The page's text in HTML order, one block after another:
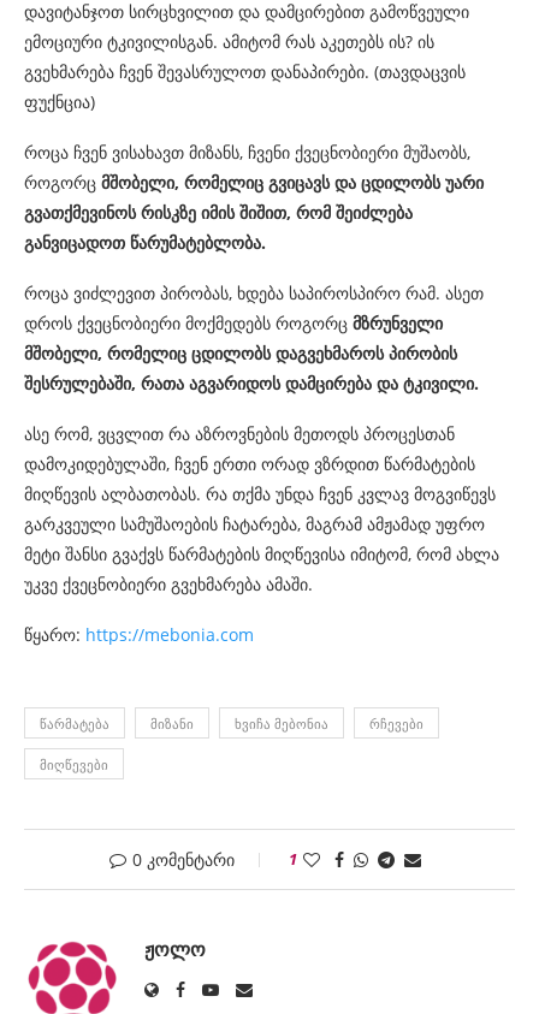
დავიტანჯოთ სირცხვილით და დამცირებით გამოწვეული
ემოციური ტკივილისგან. ამიტომ რას აკეთებს ის? ის
გვეხმარება ჩვენ შევასრულოთ დანაპირები. (თავდაცვის
ფუქნცია)
როცა ჩვენ ვისახავთ მიზანს, ჩვენი ქვეცნობიერი მუშაობს,
როგორც მშობელი, რომელიც გვიცავს და ცდილობს უარი
გვათქმევინოს რისკზე იმის შიშით, რომ შეიძლება
განვიცადოთ წარუმატებლობა.
როცა ვიძლევით პირობას, ხდება საპიროსპირო რამ. ასეთ
დროს ქვეცნობიერი მოქმედებს როგორც მზრუნველი
მშობელი, რომელიც ცდილობს დაგვეხმაროს პირობის
შესრულებაში, რათა აგვარიდოს დამცირება და ტკივილი.
ასე რომ, ვცვლით რა აზროვნების მეთოდს პროცესთან
დამოკიდებულაში, ჩვენ ერთი ორად ვზრდით წარმატების
მიღწევის ალბათობას. რა თქმა უნდა ჩვენ კვლავ მოგვიწევს
გარკვეული სამუშაოების ჩატარება, მაგრამ ამჟამად უფრო
მეტი შანსი გვაქვს წარმატების მიღწევისა იმიტომ, რომ ახლა
უკვე ქვეცნობიერი გვეხმარება ამაში.
წყარო: https://mebonia.com
ᲬᲐᲠᲛᲐᲢᲔᲑᲐ ᲛᲘᲖᲐᲜᲘ ᲮᲕᲘᲩᲐ ᲛᲔᲑᲝᲜᲘᲐ ᲠᲩᲔᲕᲔᲑᲘ
ᲛᲘᲦᲬᲔᲕᲔᲑᲘ
0 კომენტარი 1
ᲟᲝᲚᲝ